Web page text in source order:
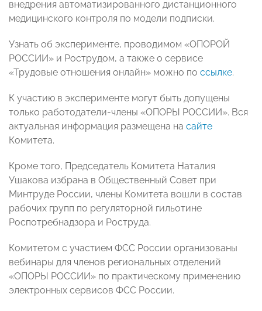
внедрения автоматизированного дистанционного
медицинского контроля по модели подписки.
Узнать об эксперименте, проводимом «ОПОРОЙ
РОССИИ» и Рострудом, а также о сервисе
«Трудовые отношения онлайн» можно по ссылке.
К участию в эксперименте могут быть допущены
только работодатели-члены «ОПОРЫ РОССИИ». Вся
актуальная информация размещена на сайте
Комитета.
Кроме того, Председатель Комитета Наталия
Ушакова избрана в Общественный Совет при
Минтруде России, члены Комитета вошли в состав
рабочих групп по регуляторной гильотине
Роспотребнадзора и Роструда.
Комитетом с участием ФСС России организованы
вебинары для членов региональных отделений
«ОПОРЫ РОССИИ» по практическому применению
электронных сервисов ФСС России.